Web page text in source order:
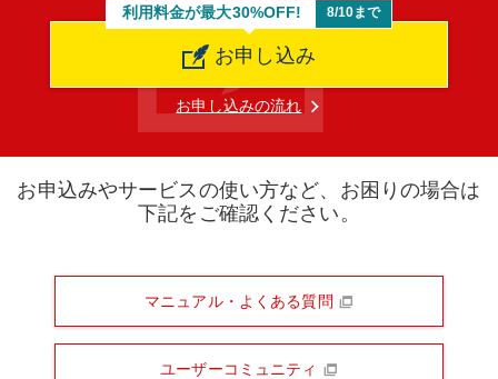
利用料金が最大30%OFF! 8/10まで
お申し込み
お申し込みの流れ
お申込みやサービスの使い方など、お困りの場合は
下記をご確認ください。
マニュアル・よくある質問
ユーザーコミュニティ